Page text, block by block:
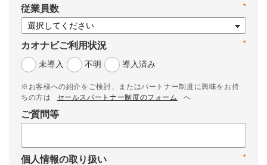
*
従業員数
*
カオナビご利用状況
未導入
不明 導入済み
※お客様への紹介をご検討、またはパートナー制度に興味をお持
ちの方は
セールスパートナー制度のフォーム へ
ご質問等
*
個人情報の取り扱い